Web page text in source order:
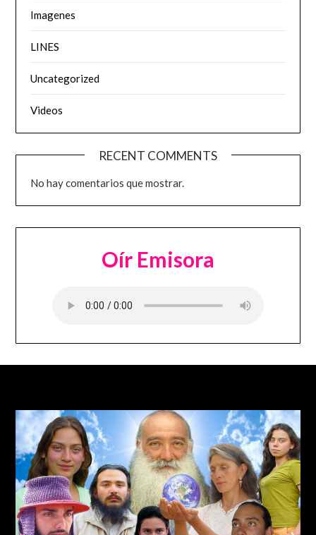
Imagenes
LINES
Uncategorized
Videos
RECENT COMMENTS
No hay comentarios que mostrar.
Oír Emisora